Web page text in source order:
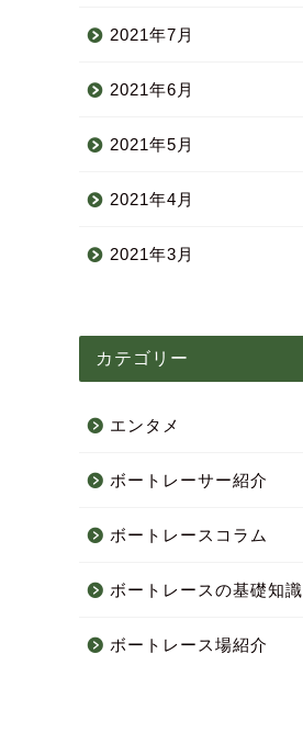
2021年7月
2021年6月
2021年5月
2021年4月
2021年3月
カテゴリー
エンタメ
ボートレーサー紹介
ボートレースコラム
ボートレースの基礎知識
ボートレース場紹介